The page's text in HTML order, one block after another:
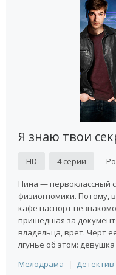
Я знаю твои
HD 4 серии
Нина — первоклассный
физиогномики. Потому,
кафе паспорт
пришедшая за
владельца, врет. Черт
лгунье об этом:
Мелодрама
Детектив